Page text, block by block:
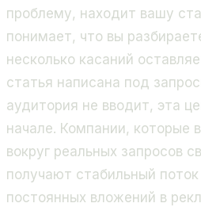
проблему, находит вашу
понимает, что вы
несколько касаний
статья написана под
аудитория не вводит, эта
начале. Компании, которые
вокруг реальных запросов
получают стабильный
постоянных вложений в